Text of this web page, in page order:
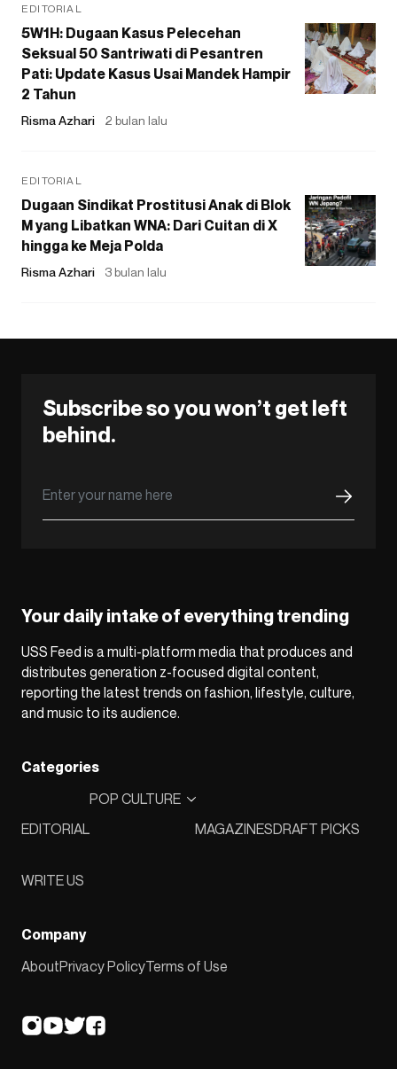
EDITORIAL
5W1H: Dugaan Kasus Pelecehan
Seksual 50 Santriwati di Pesantren
Pati: Update Kasus Usai Mandek Hampir
2 Tahun
Risma Azhari 2 bulan lalu
EDITORIAL
Dugaan Sindikat Prostitusi Anak di Blok
M yang Libatkan WNA: Dari Cuitan di X
hingga ke Meja Polda
Risma Azhari 3 bulan lalu
Subscribe so you won’t get left
behind.
Your daily intake of everything trending
USS Feed is a multi-platform media that produces and
distributes generation z-focused digital content,
reporting the latest trends on fashion, lifestyle, culture,
and music to its audience.
Categories
EDITORIAL
POP CULTURE
MAGAZINESDRAFT PICKS
WRITE US
Company
AboutPrivacy PolicyTerms of Use